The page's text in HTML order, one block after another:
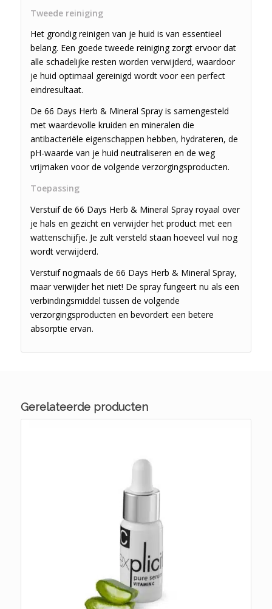
Tweede reiniging
Het grondig reinigen van je huid is van essentieel
belang. Een goede tweede reiniging zorgt ervoor dat
alle schadelijke resten worden verwijderd, waardoor
je huid optimaal gereinigd wordt voor een perfect
eindresultaat.
De 66 Days Herb & Mineral Spray is samengesteld
met waardevolle kruiden en mineralen die
antibacteriële eigenschappen hebben, hydrateren, de
pH-waarde van je huid neutraliseren en de weg
vrijmaken voor de volgende verzorgingsproducten.
Toepassing
Verstuif de 66 Days Herb & Mineral Spray royaal over
je hals en gezicht en verwijder het product met een
wattenschijfje. Je zult versteld staan hoeveel vuil nog
wordt verwijderd.
Verstuif nogmaals de 66 Days Herb & Mineral Spray,
maar verwijder het niet! De spray fungeert nu als een
verbindingsmiddel tussen de volgende
verzorgingsproducten en bevordert een betere
absorptie ervan.
Gerelateerde producten